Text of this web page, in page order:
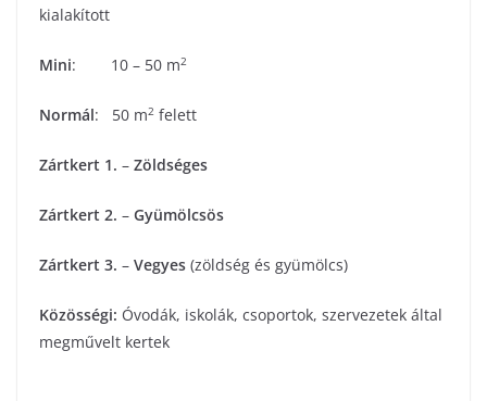
kialakított
Mini: 10 – 50 m2
Normál: 50 m2 felett
Zártkert 1. – Zöldséges
Zártkert 2. – Gyümölcsös
Zártkert 3. – Vegyes (zöldség és gyümölcs)
Közösségi: Óvodák, iskolák, csoportok, szervezetek által
megművelt kertek